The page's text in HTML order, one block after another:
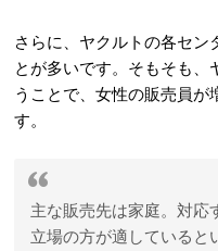
さらに、ヤクルトの各セン
とが多いです。そもそも、
うことで、女性の販売員が
す。
主な販売先は家庭。対応
立場の方が適していると